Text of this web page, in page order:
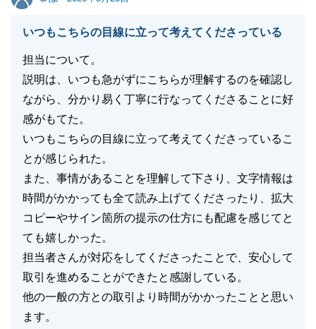
販売活動中のご連絡につきましても、お忙しいところ
何度もご対応いただきありがとうございました。
お気軽にご連絡いただければと存じます。
今後ともよろしくお願いいたします。
いつもこちらの目線に立って考えてくださっている
担当について。
説明は、いつも急がずにこちらが理解するのを確認し
ながら、分かり易く丁寧に行なってくださることに好
感がもてた。
いつもこちらの目線に立って考えてくださっているこ
とが感じられた。
また、事情があることを理解して下さり、文字情報は
時間がかかっても全て読み上げてくださったり、拡大
コピーやサイン箇所の提示の仕方にも配慮を感じてと
ても嬉しかった。
担当者さんが対応をしてくださったことで、安心して
取引を進めることができたと感謝している。
他の一般の方との取引より時間がかかったことと思い
ます。